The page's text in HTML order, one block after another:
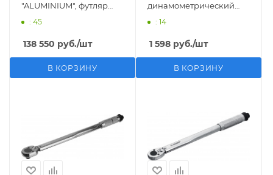
"ALUMINIUM", футляр
KING TONY 3465G-3FB
: 45
138 550 руб./шт
В КОРЗИНУ
динамометрический
ключ (2774-140)
: 14
1 598 руб./шт
В КОРЗИНУ